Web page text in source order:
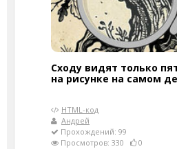
Сходу видят только
на рисунке на самом
HTML-код
Андрей
Прохождений: 99
Просмотров: 330
0